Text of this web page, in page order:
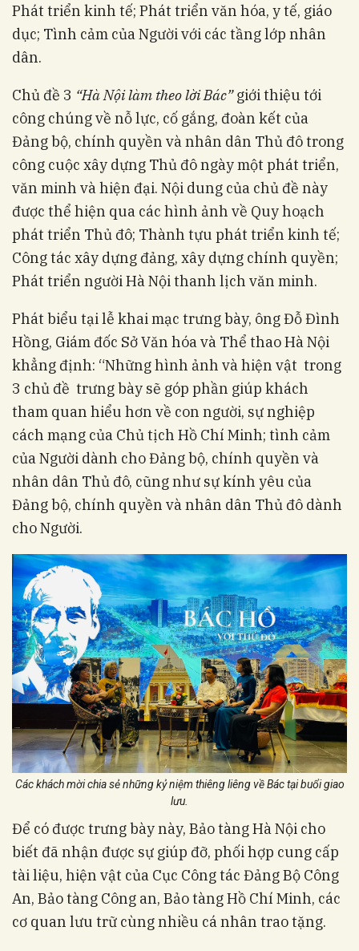
Phát triển kinh tế; Phát triển văn hóa, y tế, giáo
dục; Tình cảm của Người với các tầng lớp nhân
dân.
Chủ đề 3 “Hà Nội làm theo lời Bác”giới thiệu tới
công chúng về nỗ lực, cố gắng, đoàn kết của
Đảng bộ, chính quyền và nhân dân Thủ đô trong
công cuộc xây dựng Thủ đô ngày một phát triển,
văn minh và hiện đại. Nội dung của chủ đề này
được thể hiện qua các hình ảnh về Quy hoạch
phát triển Thủ đô; Thành tựu phát triển kinh tế;
Công tác xây dựng đảng, xây dựng chính quyền;
Phát triển người Hà Nội thanh lịch văn minh.
Phát biểu tại lễ khai mạc trưng bày, ông Đỗ Đình
Hồng, Giám đốc Sở Văn hóa và Thể thao Hà Nội
khẳng định: “Những hình ảnh và hiện vật trong
3 chủ đề trưng bày sẽ góp phần giúp khách
tham quan hiểu hơn về con người, sự nghiệp
cách mạng của Chủ tịch Hồ Chí Minh; tình cảm
của Người dành cho Đảng bộ, chính quyền và
nhân dân Thủ đô, cũng như sự kính yêu của
Đảng bộ, chính quyền và nhân dân Thủ đô dành
cho Người.
Các khách mời chia sẻ những kỷ niệm thiêng liêng về Bác tại buổi giao
lưu.
Để có được trưng bày này, Bảo tàng Hà Nội cho
biết đã nhận được sự giúp đỡ, phối hợp cung cấp
tài liệu, hiện vật của Cục Công tác Đảng Bộ Công
An, Bảo tàng Công an, Bảo tàng Hồ Chí Minh, các
cơ quan lưu trữ cùng nhiều cá nhân trao tặng.